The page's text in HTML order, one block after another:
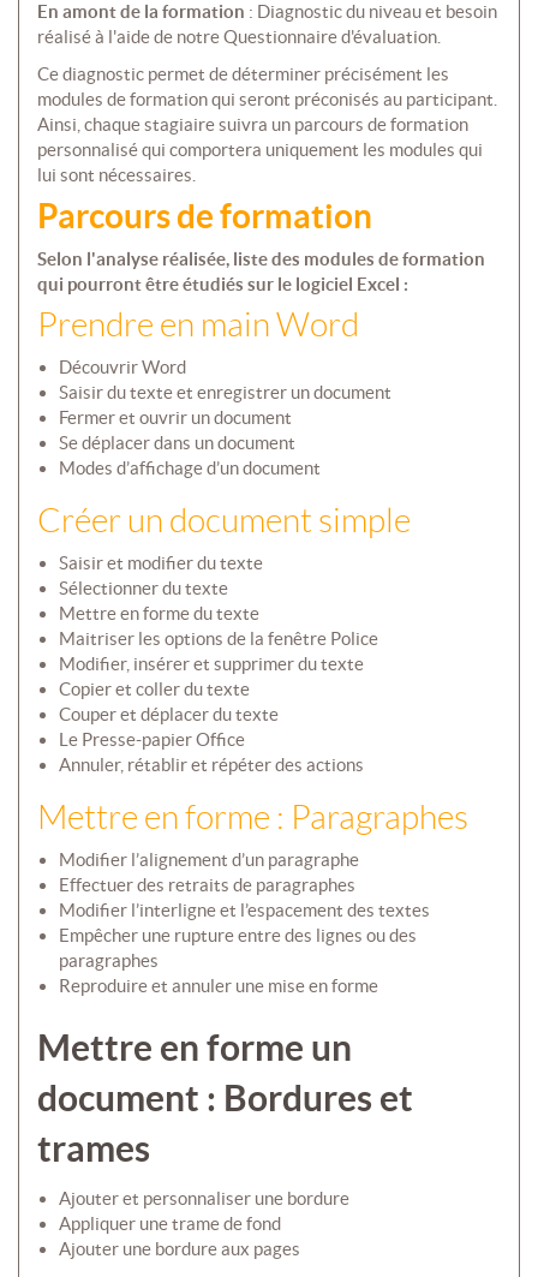
En amont de la formation : Diagnostic du niveau et besoin
réalisé à l'aide de notre Questionnaire d'évaluation.
Ce diagnostic permet de déterminer précisément les
modules de formation qui seront préconisés au participant.
Ainsi, chaque stagiaire suivra un parcours de formation
personnalisé qui comportera uniquement les modules qui
lui sont nécessaires.
Parcours de formation
Selon l'analyse réalisée, liste des modules de formation
qui pourront être étudiés sur le logiciel Excel :
Prendre en main Word
Découvrir Word
Saisir du texte et enregistrer un document
Fermer et ouvrir un document
Se déplacer dans un document
Modes d’affichage d’un document
Créer un document simple
Saisir et modifier du texte
Sélectionner du texte
Mettre en forme du texte
Maitriser les options de la fenêtre Police
Modifier, insérer et supprimer du texte
Copier et coller du texte
Couper et déplacer du texte
Le Presse-papier Office
Annuler, rétablir et répéter des actions
Mettre en forme : Paragraphes
Modifier l’alignement d’un paragraphe
Effectuer des retraits de paragraphes
Modifier l’interligne et l’espacement des textes
Empêcher une rupture entre des lignes ou des
paragraphes
Reproduire et annuler une mise en forme
Mettre en forme un
document : Bordures et
trames
Ajouter et personnaliser une bordure
Appliquer une trame de fond
Ajouter une bordure aux pages